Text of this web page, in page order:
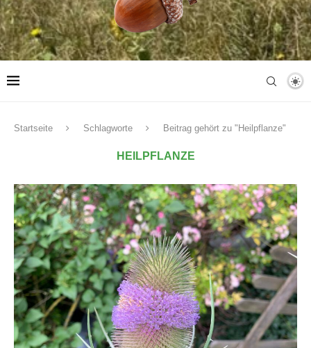
Startseite Schlagworte Beitrag gehört zu "Heilpflanze"
HEILPFLANZE